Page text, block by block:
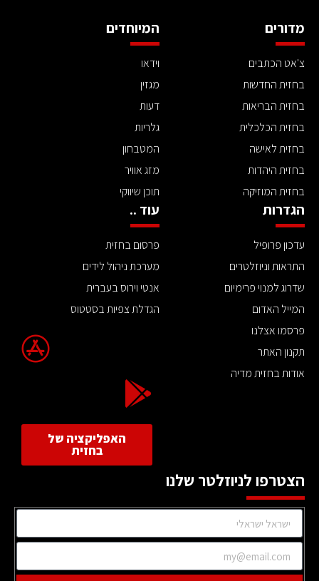
מדורים
צ'אט הכתבים
בחזית החדשות
בחזית הבריאות
בחזית הכלכלית
בחזית לאישה
בחזית היהדות
בחזית המוזיקה
המיוחדים
וידאו
מגזין
דעות
גלריות
המטבחון
מזג אוויר
תוכן שיווקי
הגדרות
עדכון פרופיל
התראות וניוזלטרים
שדרוג למנוי פרימיום
המייל האדום
פרסמו אצלנו
תקנון האתר
אודות בחזית מדיה
עוד ..
פרסום בחזית
מערכת ניהול לידים
אנטי וירוס בעברית
הגדלת צפיות בסטטוס
האפליקציה של
בחזית
הצטרפו לניוזלטר שלנו